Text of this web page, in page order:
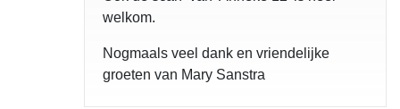
welkom.
Nogmaals veel dank en vriendelijke
groeten van Mary Sanstra